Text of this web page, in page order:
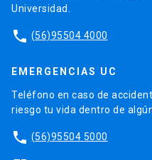
Universidad.
phone (56)95504 4000
EMERGENCIAS UC
Teléfono en caso de
riesgo tu vida dentro de
phone (56)95504 5000